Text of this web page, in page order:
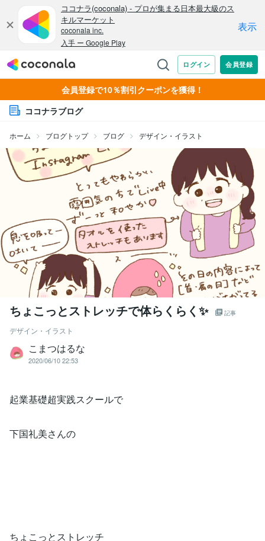
会員登録で10％割引クーポンを獲得！
ココナラブログ
ホーム ブログトップ ブログ デザイン・イラスト
ちょこっとストレッチで体らくらく✨ 記事
デザイン・イラスト
こまつはるな
2020/06/10 22:53
起業基礎超実践スクールで
下国礼美さんの
ちょこっとストレッチ